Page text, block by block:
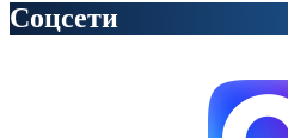
Соцсети